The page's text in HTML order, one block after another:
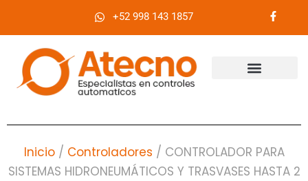
+52 998 143 1857
Inicio/ Controladores / CONTROLADOR PARA
SISTEMAS HIDRONEUMÁTICOS Y TRASVASES HASTA 2